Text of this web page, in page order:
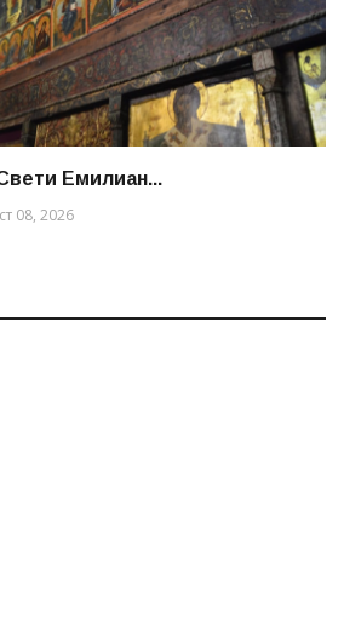
Емилиан...
08, 2026